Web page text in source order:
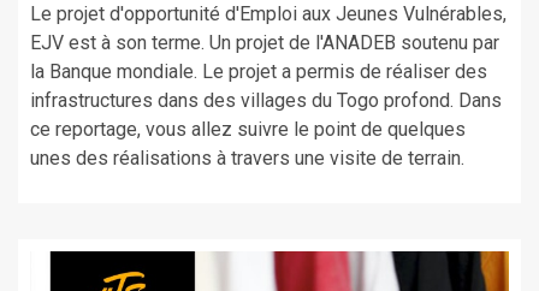
Le projet d'opportunité d'Emploi aux Jeunes Vulnérables,
EJV est à son terme. Un projet de l'ANADEB soutenu par
la Banque mondiale. Le projet a permis de réaliser des
infrastructures dans des villages du Togo profond. Dans
ce reportage, vous allez suivre le point de quelques
unes des réalisations à travers une visite de terrain.